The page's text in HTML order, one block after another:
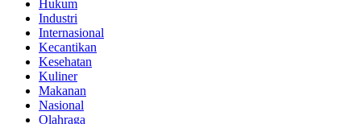
Hukum
Industri
Internasional
Kecantikan
Kesehatan
Kuliner
Makanan
Nasional
Olahraga